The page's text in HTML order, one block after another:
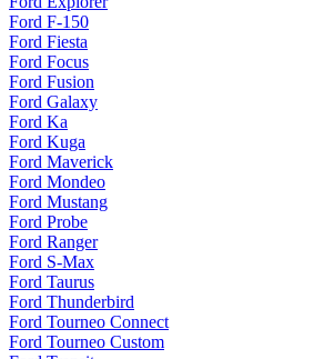
Ford F-150
Ford Fiesta
Ford Focus
Ford Fusion
Ford Galaxy
Ford Ka
Ford Kuga
Ford Maverick
Ford Mondeo
Ford Mustang
Ford Probe
Ford Ranger
Ford S-Max
Ford Taurus
Ford Thunderbird
Ford Tourneo Connect
Ford Tourneo Custom